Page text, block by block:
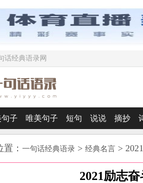
话经典语录网
子 唯美句子 短句 说说 摘抄
： 一句话经典语录 > 经典名言 >
2021励志